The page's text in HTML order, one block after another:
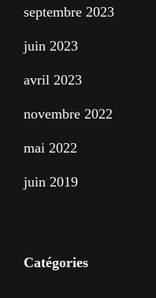
septembre 2023
juin 2023
avril 2023
novembre 2022
mai 2022
juin 2019
Catégories